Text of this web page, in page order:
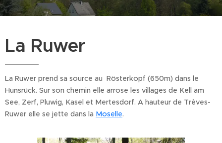
La Ruwer
La Ruwer prend sa source au Rösterkopf (650m) dans le
Hunsrück. Sur son chemin elle arrose les villages de Kell am
See, Zerf, Pluwig, Kasel et Mertesdorf. A hauteur de Trèves-
Ruwer elle se jette dans la Moselle.